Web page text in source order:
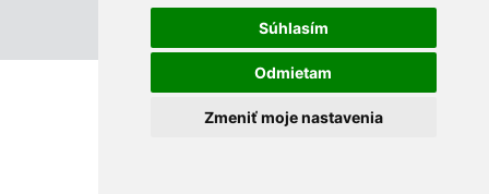
Súhlasím
Odmietam
Zmeniť moje nastavenia